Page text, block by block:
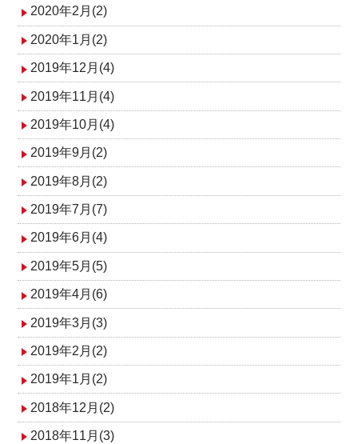
2020年2月(2)
2020年1月(2)
2019年12月(4)
2019年11月(4)
2019年10月(4)
2019年9月(2)
2019年8月(2)
2019年7月(7)
2019年6月(4)
2019年5月(5)
2019年4月(6)
2019年3月(3)
2019年2月(2)
2019年1月(2)
2018年12月(2)
2018年11月(3)